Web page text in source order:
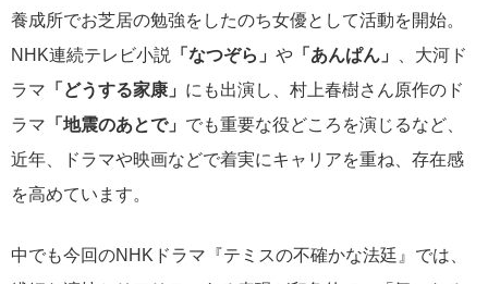
養成所でお芝居の勉強をしたのち女優として活動を開始。
NHK連続テレビ小説
「なつぞら」 や 「あんぱん」
、大河ド
ラマ 「どうする家康」 にも出演し、村上春樹さん原作のド
ラマ 「地震のあとで」 でも重要な役どころを演じるなど、
近年、ドラマや映画などで着実にキャリアを重ね、存在感
を高めています。
中でも今回のNHKドラマ『テミスの不確かな法廷』では、